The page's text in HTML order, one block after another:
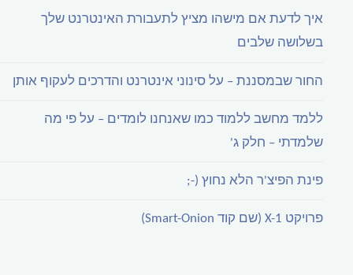
איך לדעת אם מישהו מציץ לתעבורת האינטרנט שלך
בשלושה שלבים
החור שבמסננת – על סינוני אינטרנט והדרכים לעקוף אותן
ללמד מחשב ללמוד כמו שאנחנו לומדים – על פי מה
שלמדתי – חלק ג'
פינת הפיצ'ר הלא נחוץ (-;
פרויקט X-1 (שם קוד Smart-Onion)